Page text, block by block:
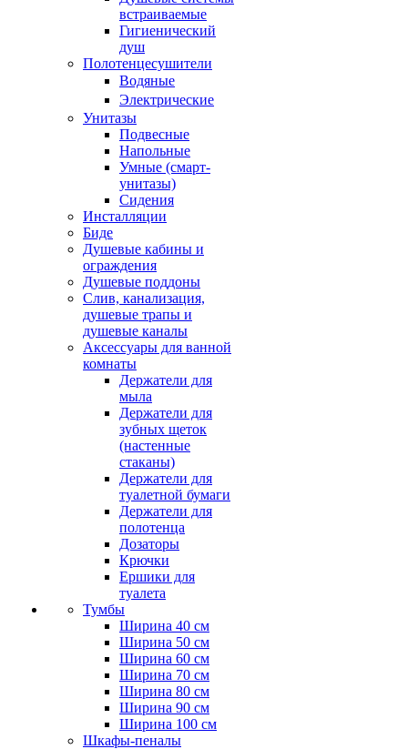
встраиваемые
Гигиенический
душ
Полотенцесушители
ㅤВодяные
ㅤЭлектрические
Унитазы
Подвесные
Напольные
Умные (смарт-
унитазы)
Сидения
Инсталляции
Биде
Душевые кабины и
ограждения
Душевые поддоны
Слив, канализация,
душевые трапы и
душевые каналы
Аксессуары для ванной
комнаты
Держатели для
мыла
Держатели для
зубных щеток
(настенные
стаканы)
Держатели для
туалетной бумаги
Держатели для
полотенца
Дозаторы
Крючки
Ершики для
туалета
Тумбы
Ширина 40 см
Ширина 50 см
Ширина 60 см
Ширина 70 см
Ширина 80 см
Ширина 90 см
Ширина 100 см
Шкафы-пеналы